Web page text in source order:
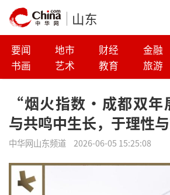
山东
要闻 地市 财经 金融
书画
艺术 教育 旅游
“烟火指数·成都双
与共鸣中生长，于理性
中华网山东频道 2026-06-05 15:25:08